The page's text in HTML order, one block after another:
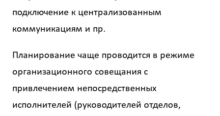
подключение к централизованным
коммуникациям и пр.
Планирование чаще проводится в режиме
организационного совещания с
привлечением непосредственных
исполнителей (руководителей отделов,